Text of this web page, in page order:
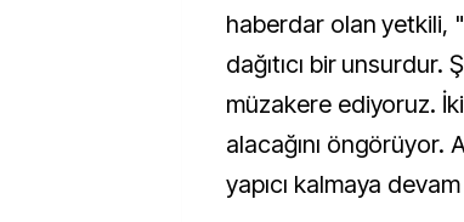
haberdar olan yetkili,
dağıtıcı bir unsurdur.
müzakere ediyoruz.
alacağını öngörüyor.
yapıcı kalmaya